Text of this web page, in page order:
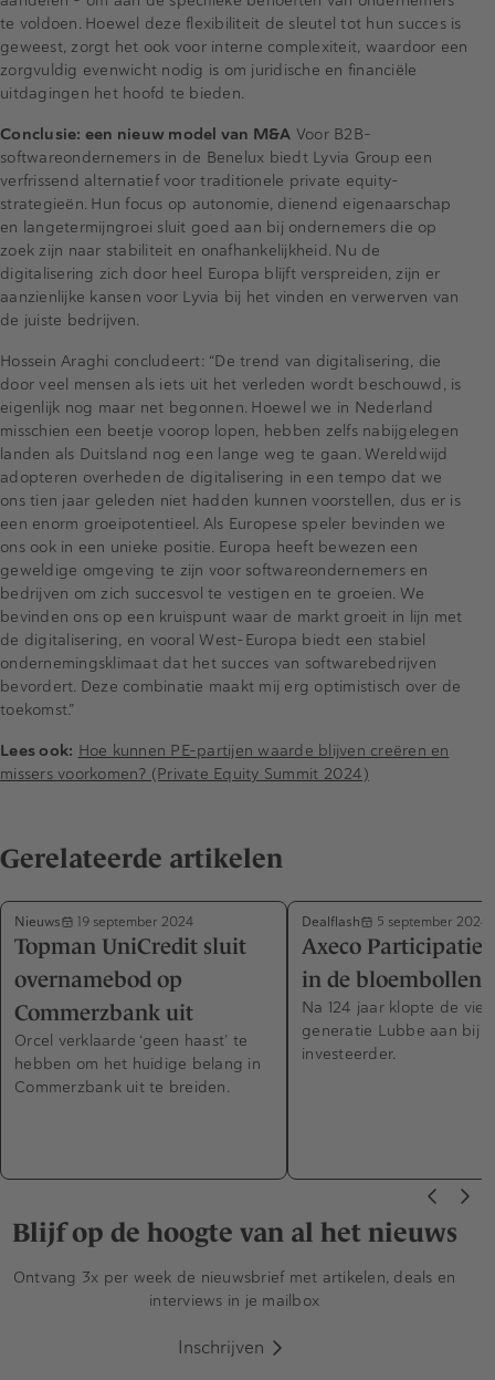
te voldoen. Hoewel deze flexibiliteit de sleutel tot hun succes is
geweest, zorgt het ook voor interne complexiteit, waardoor een
zorgvuldig evenwicht nodig is om juridische en financiële
uitdagingen het hoofd te bieden.
Conclusie: een nieuw model van M&A Voor B2B-
softwareondernemers in de Benelux biedt Lyvia Group een
verfrissend alternatief voor traditionele private equity-
strategieën. Hun focus op autonomie, dienend eigenaarschap
en langetermijngroei sluit goed aan bij ondernemers die op
zoek zijn naar stabiliteit en onafhankelijkheid. Nu de
digitalisering zich door heel Europa blijft verspreiden, zijn er
aanzienlijke kansen voor Lyvia bij het vinden en verwerven van
de juiste bedrijven.
Hossein Araghi concludeert: “De trend van digitalisering, die
door veel mensen als iets uit het verleden wordt beschouwd, is
eigenlijk nog maar net begonnen. Hoewel we in Nederland
misschien een beetje voorop lopen, hebben zelfs nabijgelegen
landen als Duitsland nog een lange weg te gaan. Wereldwijd
adopteren overheden de digitalisering in een tempo dat we
ons tien jaar geleden niet hadden kunnen voorstellen, dus er is
een enorm groeipotentieel. Als Europese speler bevinden we
ons ook in een unieke positie. Europa heeft bewezen een
geweldige omgeving te zijn voor softwareondernemers en
bedrijven om zich succesvol te vestigen en te groeien. We
bevinden ons op een kruispunt waar de markt groeit in lijn met
de digitalisering, en vooral West-Europa biedt een stabiel
ondernemingsklimaat dat het succes van softwarebedrijven
bevordert. Deze combinatie maakt mij erg optimistisch over de
toekomst.”
Lees ook: Hoe kunnen PE-partijen waarde blijven creëren en
missers voorkomen? (Private Equity Summit 2024)
Gerelateerde artikelen
Nieuws 19 september 2024
Topman UniCredit sluit
overnamebod op
Commerzbank uit
Orcel verklaarde ‘geen haast’ te
hebben om het huidige belang in
Commerzbank uit te breiden.
Dealflash 5 september 2024
Axeco Participatie
in de bloembollen
Na 124 jaar klopte de
generatie Lubbe aan bij
investeerder.
Blijf op de hoogte van al het nieuws
Ontvang 3x per week de nieuwsbrief met artikelen, deals en
interviews in je mailbox
Inschrijven